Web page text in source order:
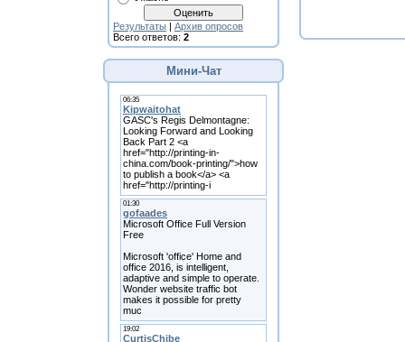
Результаты | Архив опросов
Всего ответов: 2
Мини-Чат